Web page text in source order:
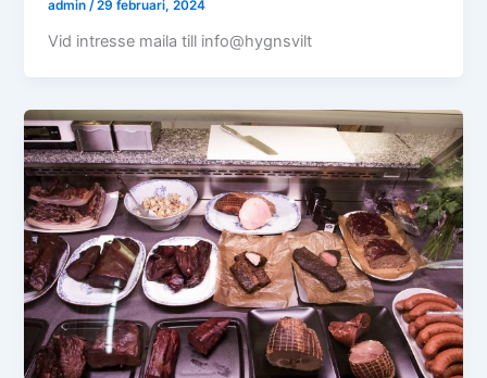
admin /29 februari, 2024
Vid intresse maila till info@hygnsvilt